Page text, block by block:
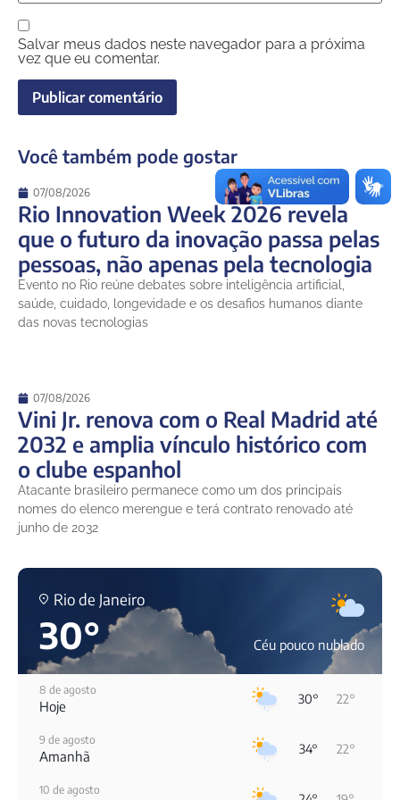
Salvar meus dados neste navegador para a próxima
vez que eu comentar.
Você também pode gostar
07/08/2026
Rio Innovation Week 2026 revela
que o futuro da inovação passa pelas
pessoas, não apenas pela tecnologia
Evento no Rio reúne debates sobre inteligência artificial,
saúde, cuidado, longevidade e os desafios humanos diante
das novas tecnologias
07/08/2026
Vini Jr. renova com o Real Madrid até
2032 e amplia vínculo histórico com
o clube espanhol
Atacante brasileiro permanece como um dos principais
nomes do elenco merengue e terá contrato renovado até
junho de 2032
Rio de Janeiro
30° Céu pouco nublado
8 de agosto
Hoje 30° 22°
9 de agosto
Amanhã 34° 22°
10 de agosto